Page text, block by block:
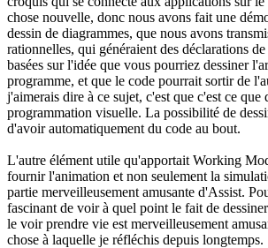
chose nouvelle, donc nous avons fait une
dessin de diagrammes, que nous avons
rationnelles, qui généraient des déclarations de
basées sur l'idée que vous pourriez dessiner
programme, et que le code pourrait sortir de
j'aimerais dire à ce sujet, c'est que c'est ce que
programmation visuelle. La possibilité de
d'avoir automatiquement du code au bout.
L'autre élément utile qu'apportait Working
fournir l'animation et non seulement la
partie merveilleusement amusante d'Assist.
fascinant de voir à quel point le fait de
le voir prendre vie est merveilleusement
chose à laquelle je réfléchis depuis longtemps.